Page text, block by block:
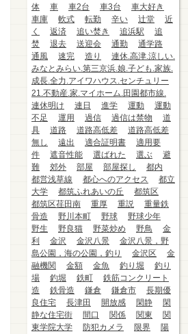
体
車 車2台 車3台
車大好き
車庫
軟式 転勤 辛い 辻堂
近
く
返済 追い焚き 追浜駅
追
焚
退去 送迎会 通勤
通学路
通風
速完 造り
連休.高津.涼しい.
みなとみらい.第三京浜.娘.子ども.家族.
成長.全力.アイワハウス.センチュリー
21.不動産.家.マイホーム.田園都市線.
連休明け
連日 進学 運動
運動
不足
運用 過信 過信は禁物
道
具
道路 道路高低差
道路高低差
無し
遠出 適合証明書
適用要
件
遮音性能 選ばれた 選ぶ
避
難
郊外 部屋 部屋探し
都内
都営浅草線
都心へのアクセス
都立
大学
都筑ふれあいの丘
都筑区
都筑区荏田南
重厚 重説
重量鉄
骨造
野川本町 野球
野球少年
野生
野良猫 野菜炒め 野鳥
金
利
金沢 金沢八景
金沢八景，野
島公園，海の公園，釣り
金沢区
金
融機関
金額 金魚 釣り堀
釣り
場
釣堀 鉄町
鉄筋コンクリート
造
鉄骨造 鎌倉 鎌倉市
長期優
良住宅
長津田 開放感 閑静
閑
静な住宅街
間口 関係 関東
関
東学院大学
防犯カメラ 限界
陽